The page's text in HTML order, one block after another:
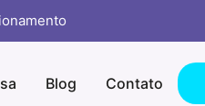
Blog Contato